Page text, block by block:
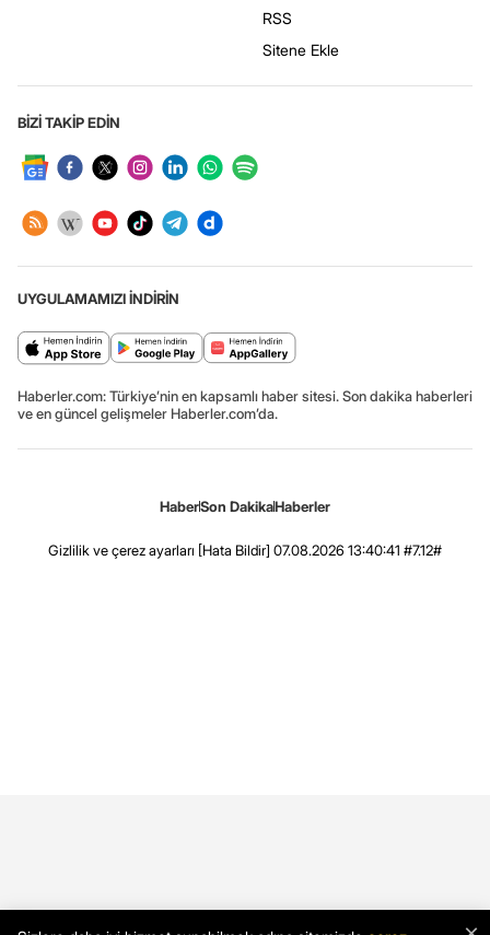
RSS
Sitene Ekle
BİZİ TAKİP EDİN
UYGULAMAMIZI İNDİRİN
Haberler.com: Türkiye’nin en kapsamlı haber sitesi. Son dakika haberleri
ve en güncel gelişmeler Haberler.com’da.
HaberSon DakikaHaberler
Gizlilik ve çerez ayarları [Hata Bildir] 07.08.2026 13:40:41 #7.12#